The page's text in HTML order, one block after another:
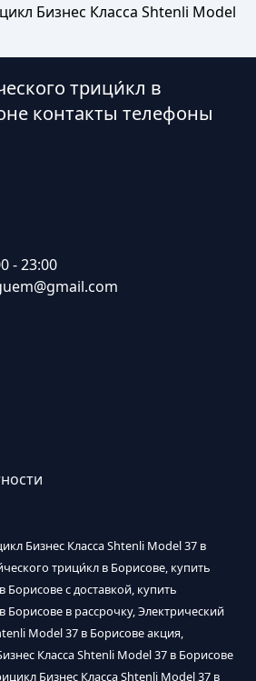
Бизнес Класса Shtenli Model
трици́кл в
контакты телефоны
- 23:00
Бизнес Класса Shtenli Model 37 в
трици́кл в Борисове, купить
Борисове с доставкой, купить
Борисове в рассрочку, Электрический
Model 37 в Борисове акция,
Класса Shtenli Model 37 в Борисове
Бизнес Класса Shtenli Model 37 в